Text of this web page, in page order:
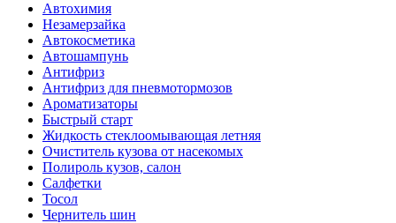
Автохимия
Незамерзайка
Автокосметика
Автошампунь
Антифриз
Антифриз для пневмотормозов
Ароматизаторы
Быстрый старт
Жидкость стеклоомывающая летняя
Очиститель кузова от насекомых
Полироль кузов, салон
Салфетки
Тосол
Чернитель шин